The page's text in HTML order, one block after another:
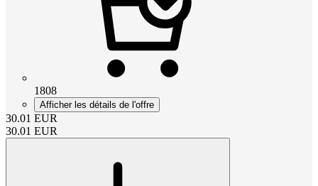
1808
Afficher les détails de l'offre
30.01 EUR
30.01 EUR